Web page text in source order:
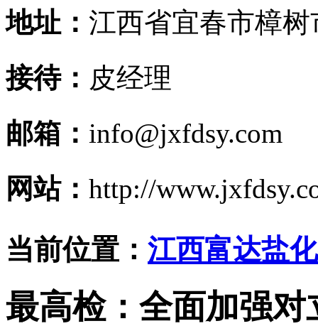
地址： 江西省宜春市樟
接待： 皮经理
邮箱： info@jxfdsy.com
网站： http://
当前位置： 江西富达盐
最高检：全面加强